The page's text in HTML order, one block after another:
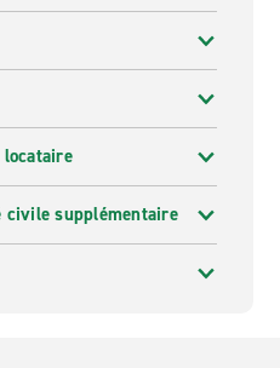
locataire
civile supplémentaire